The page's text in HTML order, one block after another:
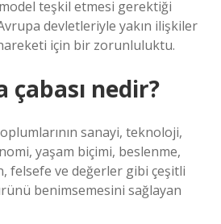
teşkil etmesi gerektiği
devletleriyle yakın ilişkiler
hareketi için bir zorunluluktu.
çabası nedir?
sanayi, teknoloji,
yaşam biçimi, beslenme,
felsefe ve değerler gibi çeşitli
benimsemesini sağlayan